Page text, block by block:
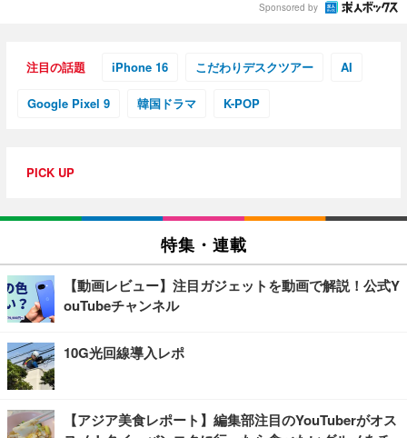
Sponsored by
注目の話題 iPhone 16 こだわりデスクツアー AI
Google Pixel 9 韓国ドラマ K-POP
PICK UP
特集・連載
【動画レビュー】注目ガジェットを動画で解説！公式Y
ouTubeチャンネル
10G光回線導入レポ
【アジア美食レポート】編集部注目のYouTuberがオス